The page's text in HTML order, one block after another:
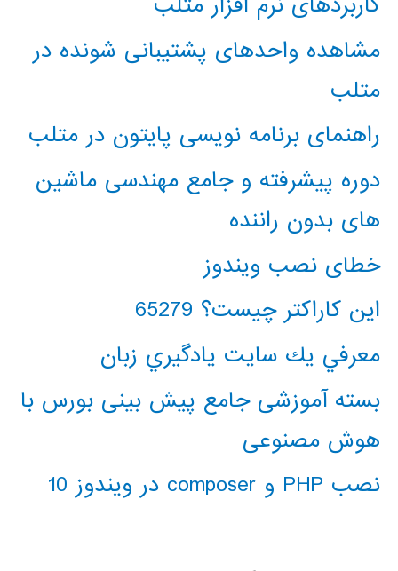
مشاهده واحدهای پشتیبانی شونده در
متلب
راهنمای برنامه نویسی پایتون در متلب
دوره پیشرفته و جامع مهندسی ماشین
های بدون راننده
خطای نصب ویندوز
این کاراکتر چیست؟ 65279
معرفي يك سايت يادگيري زبان
بسته آموزشی جامع پیش بینی بورس با
هوش مصنوعی
نصب PHP و composer در ویندوز 10